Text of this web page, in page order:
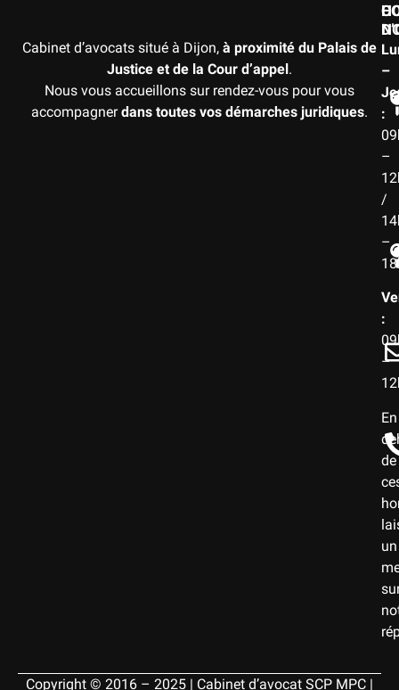
Cabinet d’avocats situé à Dijon, à proximité du Palais de
Justice et de la Cour d’appel.
Nous vous accueillons sur rendez-vous pour vous
accompagnerdans toutes vos démarches juridiques.
–
:
–
/
–
:
–
En
de
un
Copyright © 2016 – 2025 | Cabinet d’avocat SCP MPC |